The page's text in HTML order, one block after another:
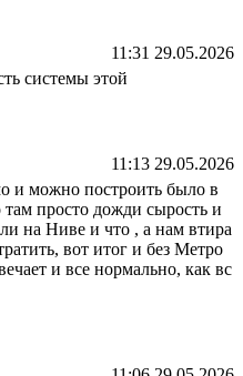
11:31 29.05.2026
системы этой
11:13 29.05.2026
и можно построить было в
там просто дожди сырость и
на Ниве и что , а нам втира
вот итог и без Метро
и все нормально, как вс